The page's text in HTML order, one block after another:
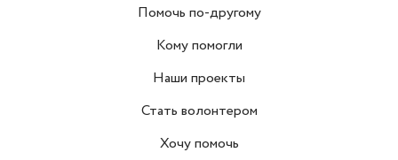
Помочь по-другому
Кому помогли
Наши проекты
Стать волонтером
Хочу помочь